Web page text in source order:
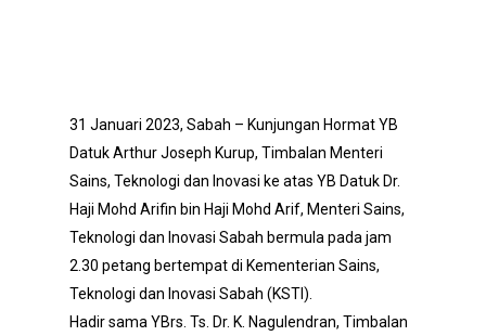
31 Januari 2023, Sabah – Kunjungan Hormat YB
Datuk Arthur Joseph Kurup, Timbalan Menteri
Sains, Teknologi dan Inovasi ke atas YB Datuk Dr.
Haji Mohd Arifin bin Haji Mohd Arif, Menteri Sains,
Teknologi dan Inovasi Sabah bermula pada jam
2.30 petang bertempat di Kementerian Sains,
Teknologi dan Inovasi Sabah (KSTI).
Hadir sama YBrs. Ts. Dr. K. Nagulendran, Timbalan